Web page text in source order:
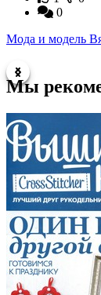
0
Мода и модель
Мы